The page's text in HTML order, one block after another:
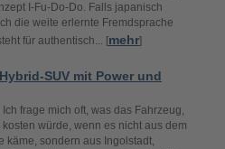
I-Fu-Do-Do. Falls japanisch
die weite erlernte Fremdsprache
für authentisch... [mehr]
SUV mit Power und
frage mich oft, was das Fahrzeug,
würde, wenn es nicht aus dem
käme, sondern aus Ingolstadt,